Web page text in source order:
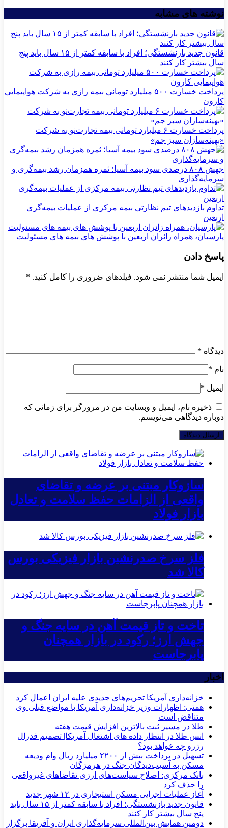
نوشته های مشابه
قانون جدید بازنشستگی؛ افراد با سابقه کمتر از ۱۵ سال باید پنج
سال بیشتر کار کنند
پرداخت خسارت ۵۰۰ میلیارد تومانی بیمه رازی به شرکت هواپیمایی
کارون
پرداخت خسارت ۶ میلیارد تومانی بیمه تجارت‌نو به شرکت
«بهینه‌سازان سبز جم»
جهش ۸۰۸ درصدی سود بیمه آسیا؛ ثمره همزمان رشد بیمه‌گری و
سرمایه‌گذاری
تداوم بازدیدهای تیم نظارتی بیمه مركزی از عملیات بیمه‌گری
اربعین
پارسیان، همراه زائران اربعین با پوشش های بیمه های مسئولیت
پاسخ دادن
ایمیل شما منتشر نمی شود. فیلدهای ضروری را کامل کنید. *
دیدگاه *
نام *
ایمیل *
ذخیره نام، ایمیل و وبسایت من در مرورگر برای زمانی که
دوباره دیدگاهی می‌نویسم.
سازوکار مبتنی بر عرضه و تقاضای
واقعی از الزامات حفظ سلامت و تعادل
بازار فولاد
فلز سرخ صدرنشین بازار فیزیکی بورس
کالا شد
تاخت و تاز قیمت آهن در سایه جنگ و
جهش ارز؛ رکود در بازار همچنان
پابرجاست
اخبار
خزانه‌داری آمریکا تحریم‌های جدیدی علیه ایران اعمال کرد
همتی: اظهارات وزیر خزانه‌داری آمریکا با مواضع قبلی وی
متناقض است
طلا در مسیر ثبت بالاترین افزایش قیمت هفته
انس طلا در انتظار داده های اشتغال آمریکا| تصمیم فدرال
رزرو چه خواهد بود؟
تسهیل در پرداخت بیش از ۲۲۰۰ میلیارد ریال وام ودیعه
مسکن به آسیب‌دیدگان جنگ در هرمزگان
بانک مرکزی: اصلاح سیاست‌های ارزی تقاضاهای غیرواقعی
را حذف کرد
آغاز عملیات اجرایی مسکن استیجاری در ۱۲ شهر جدید
قانون جدید بازنشستگی؛ افراد با سابقه کمتر از ۱۵ سال باید
پنج سال بیشتر کار کنند
دومین همایش بین‌المللی سرمایه‌گذاری ایران و آفریقا برگزار